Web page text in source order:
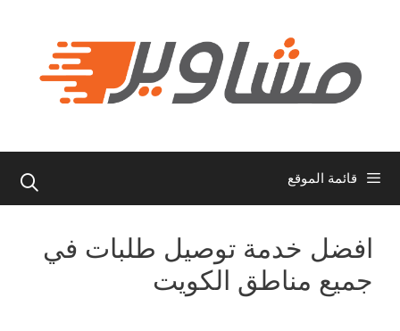
قائمة الموقع
افضل خدمة توصيل طلبات في
جميع مناطق الكويت